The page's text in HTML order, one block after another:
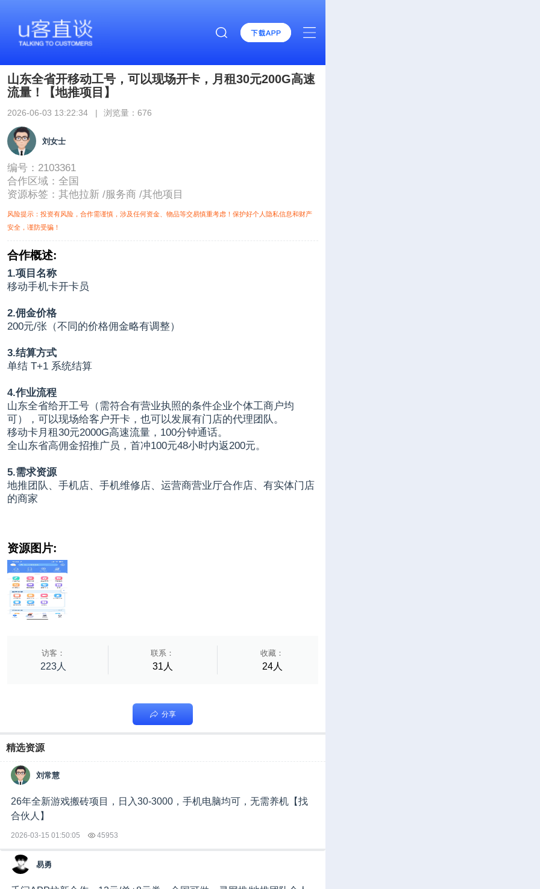
山东全省开移动工号，可以现场开卡，月租30元200G高速
流量！【地推项目】
2026-06-03 13:22:34 | 浏览量：676
刘女士
编号：2103361
合作区域： 全国
资源标签： 其他拉新 /服务商 /其他项目
风险提示：投资有风险，合作需谨慎，涉及任何资金、物品等交易慎重考虑！保护好个人隐私信息和财产
安全，谨防受骗！
合作概述:
1.项目名称
移动手机卡开卡员
2.佣金价格
200元/张（不同的价格佣金略有调整）
3.结算方式
单结 T+1 系统结算
4.作业流程
山东全省给开工号（需符合有营业执照的条件企业个体工商户均
可），可以现场给客户开卡，也可以发展有门店的代理团队。
移动卡月租30元2000G高速流量，100分钟通话。
全山东省高佣金招推广员，首冲100元48小时内返200元。
5.需求资源
地推团队、手机店、手机维修店、运营商营业厅合作店、有实体门店
的商家
资源图片:
访客：
223人
联系：
31人
收藏：
24人
分享
精选资源
刘常慧
26年全新游戏搬砖项目，日入30-3000，手机电脑均可，无需养机【找
合伙人】
2026-03-15 01:50:05 45953
易勇